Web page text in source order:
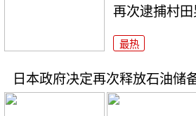
再次逮捕村田
最热
日本政府决定再次释放石油储